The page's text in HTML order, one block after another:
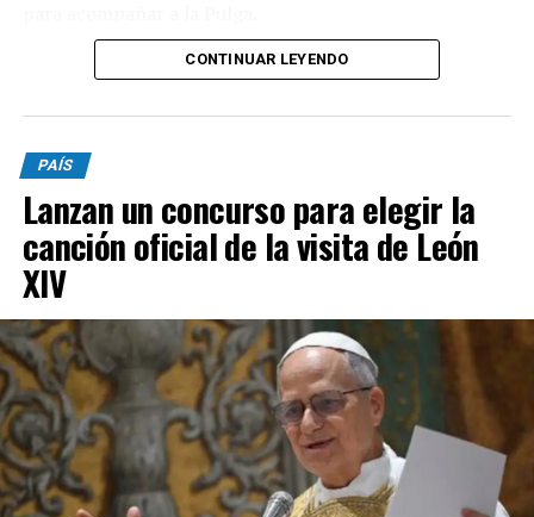
Luego de la ceremonia, Messi emprenderá su regreso a
Esta noche se perfilaba como titular ante Rayados de
Monterrey, por la fase de grupos de la Leagues Cup,
pero fue desafectado.
Desde las primeras horas de la mañana, el capitán de la
Selección y su familia recibieron innumerables muestras
de cariño de todo el fútbol mundial: mensajes de
Barcelona, Real Madrid, y también de Rosario Central y
Newell’s. La pérdida de su padre, hombre clave en su
trayectoria, aunque siempre de perfil bajísimo, atravesó
a todo el ambiente de la pelota.
CONTINUAR LEYENDO
PAÍS
Lanzan un concurso para elegir la
canción oficial de la visita de León
XIV